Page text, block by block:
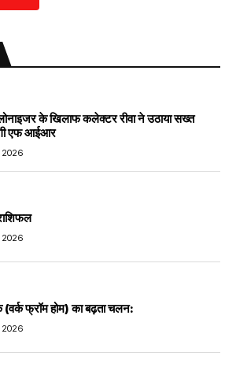
के खिलाफ कलेक्टर रीवा ने उठाया सख्त
एफ आईआर
(वर्क फ्रॉम होम) का बढ़ता चलन: